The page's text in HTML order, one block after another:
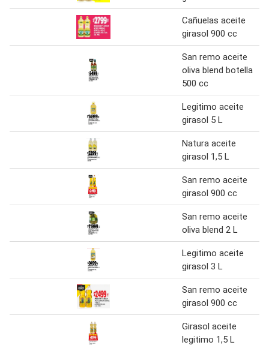
Cañuelas aceite
girasol 900 cc
San remo aceite
oliva blend botella
500 cc
Legitimo aceite
girasol 5 L
Natura aceite
girasol 1,5 L
San remo aceite
girasol 900 cc
San remo aceite
oliva blend 2 L
Legitimo aceite
girasol 3 L
San remo aceite
girasol 900 cc
Girasol aceite
legitimo 1,5 L